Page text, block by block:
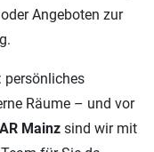
Angeboten zur
persönliches
Räume – und vor
Mainz sind wir mit